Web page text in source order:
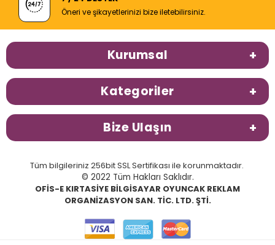
Öneri ve şikayetlerinizi bize iletebilirsiniz.
Kurumsal
Kategoriler
Bize Ulaşın
Tüm bilgileriniz 256bit SSL Sertifikası ile korunmaktadır.
© 2022 Tüm Hakları Saklıdır.
OFİS-E KIRTASİYE BİLGİSAYAR OYUNCAK REKLAM
ORGANİZASYON SAN. TİC. LTD. ŞTİ.